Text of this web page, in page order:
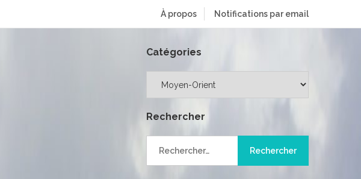
À propos Notifications par email
Catégories
Rechercher